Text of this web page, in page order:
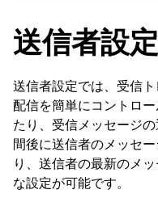
Tools
Auto Clean
Cleaning-suggestions
Control Center
Favorites
送信者設定
送信者設定では、受信
配信を簡単にコントロ
たり、受信メッセージ
間後に送信者のメッセ
り、送信者の最新のメ
な設定が可能です。